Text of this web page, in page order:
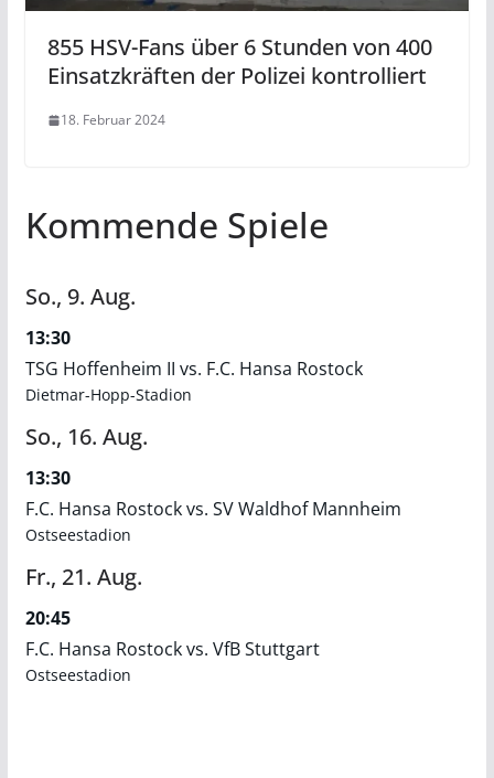
855 HSV-Fans über 6 Stunden von 400
Einsatzkräften der Polizei kontrolliert
18. Februar 2024
Kommende Spiele
So., 9. Aug.
13:30
TSG Hoffenheim II vs. F.C. Hansa Rostock
Dietmar-Hopp-Stadion
So., 16. Aug.
13:30
F.C. Hansa Rostock vs. SV Waldhof Mannheim
Ostseestadion
Fr., 21. Aug.
20:45
F.C. Hansa Rostock vs. VfB Stuttgart
Ostseestadion